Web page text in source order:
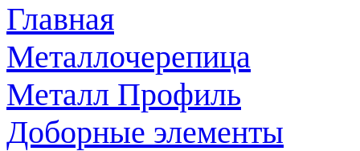
Главная
Металлочерепица
Металл Профиль
Доборные элементы